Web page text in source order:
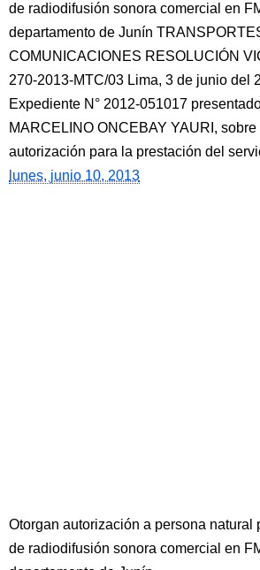
de radiodifusión sonora comercial en
departamento de Junín
COMUNICACIONES RESOLUCIÓN
270-2013-MTC/03 Lima, 3 de junio del
Expediente N° 2012-051017
MARCELINO ONCEBAY YAURI,
autorización para la prestación del
lunes, junio 10, 2013
Otorgan autorización a persona natural
de radiodifusión sonora comercial en